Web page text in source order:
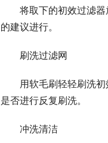
将取下的初效过滤
的建议进行。
刷洗过滤网
用软毛刷轻轻刷洗
是否进行反复刷洗。
冲洗清洁